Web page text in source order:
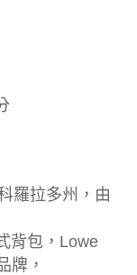
羅拉多州，由
背包，Lowe
牌，